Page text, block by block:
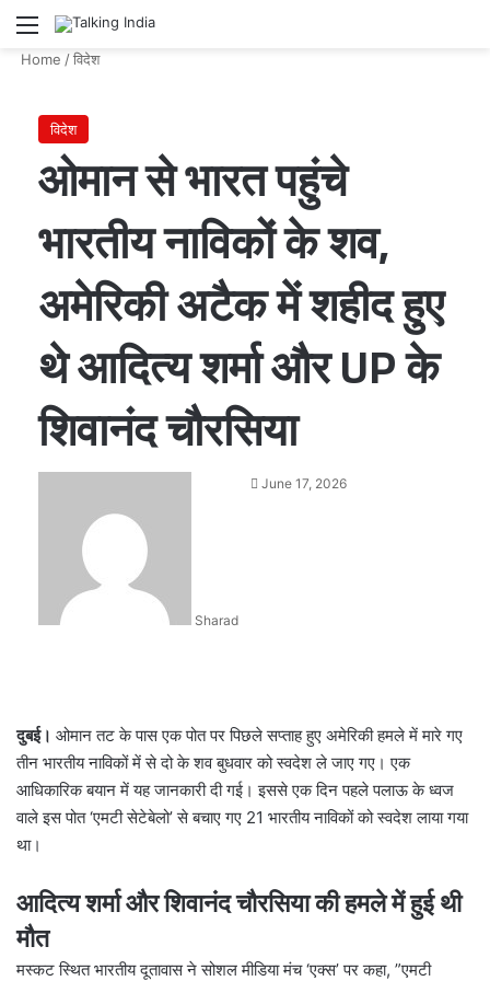
Menu
Home /विदेश
विदेश
ओमान से भारत पहुंचे
भारतीय नाविकों के शव,
अमेरिकी अटैक में शहीद हुए
थे आदित्य शर्मा और UP के
शिवानंद चौरसिया
Sharad
SendJune 17, 2026
दुबई। ओमान तट के पास एक पोत पर पिछले सप्ताह हुए अमेरिकी हमले में मारे गए
तीन भारतीय नाविकों में से दो के शव बुधवार को स्वदेश ले जाए गए। एक
आधिकारिक बयान में यह जानकारी दी गई। इससे एक दिन पहले पलाऊ के ध्वज
वाले इस पोत ‘एमटी सेटेबेलो’ से बचाए गए 21 भारतीय नाविकों को स्वदेश लाया गया
था।
आदित्य शर्मा और शिवानंद चौरसिया की हमले में हुई थी
मौत
मस्कट स्थित भारतीय दूतावास ने सोशल मीडिया मंच ‘एक्स’ पर कहा, ”एमटी